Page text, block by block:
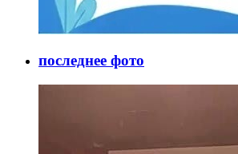
последнее фото